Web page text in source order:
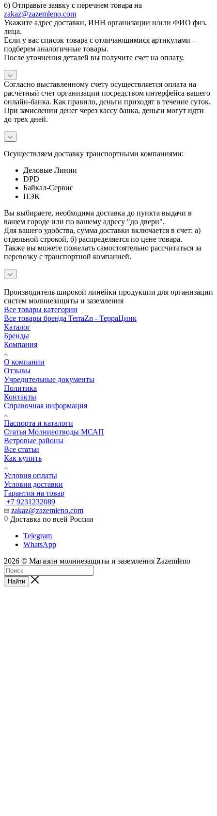
б) Отправьте заявку с перечнем товара на
zakaz@zazemleno.com
Укажите адрес доставки, ИНН организации и/или ФИО физ.
лица.
Если у вас список товара с отличающимися артикулами -
подберем аналогичные товары.
После уточнения деталей вы получите счет на оплату.
Согласно выставленному счету осуществляется оплата на
расчетный счет организации посредством интерфейса вашего
онлайн-банка. Как правило, деньги приходят в течение суток.
При зачислении денег через кассу банка, деньги могут идти
до трех дней.
Осуществляем доставку транспортными компаниями:
Деловые Линии
DPD
Байкал-Сервис
ПЭК
Вы выбираете, необходима доставка до пункта выдачи в
вашем городе или по вашему адресу "до двери".
Для вашего удобства, сумма доставки включается в счет: а)
отдельной строкой, б) распределяется по цене товара.
Также вы можете пожелать самостоятельно рассчитаться за
перевозку с транспортной компанией.
Производитель широкой линейки продукции для организации
систем молниезащиты и заземления
Все товары категории
Все товары бренда TerraZn - ТерраЦинк
Каталог
Бренды
Компания
О компании
Отзывы
Учредительные документы
Политика
Контакты
Справочная информация
Паспорта и каталоги
Статья Молниеотводы МСАП
Ветровые районы
Все статьи
Как купить
Условия оплаты
Условия доставки
Гарантия на товар
+7 9231232089
zakaz@zazemleno.com
Доставка по всей России
Telegram
WhatsApp
2026 © Магазин молниезащиты и заземления Zazemleno
Найти